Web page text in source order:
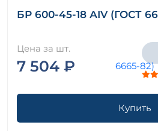
БР 600-45-18 АIV (ГОСТ
Цена за шт.
7 504 ₽
Купить